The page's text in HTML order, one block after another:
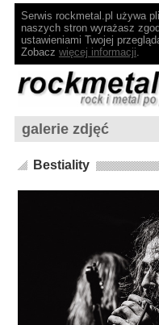
Serwis rockmetal.pl używa
naszych stron wyrażasz
ustawieniami Twojej
Zobacz więcej informacji.
galerie zdjęć
Bestiality